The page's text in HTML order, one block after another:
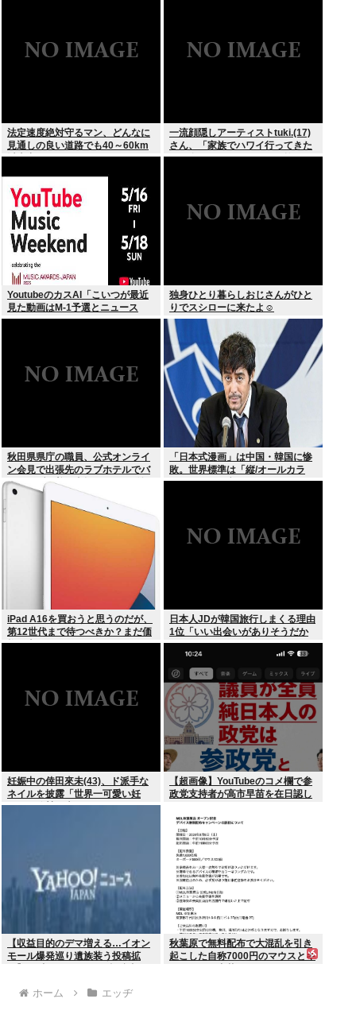
法定速度絶対守るマン、どんなに
見通しの良い道路でも40～60km
以上出さない
一流顔隠しアーティストtuki.(17)
さん、「家族でハワイ行ってきた
w」 自己顕示欲がどんどん抑えら
YoutubeのカスAI「こいつが最近
見た動画はM-1予選とニュース
か…」
独身ひとり暮らしおじさんがひと
りでスシローに来たよ☺
秋田県県庁の職員、公式オンライ
ン会見で出張先のラブホテルでバ
スローブを着て喫煙しながら登場
www
「日本式漫画」は中国・韓国に惨
敗。世界標準は「縦/オールカラ
ー」の”ウェブトゥーン”に
iPad A16を買おうと思うのだが、
第12世代まで待つべきか？まだ価
格が上がっていくようなら、いま
日本人JDが韓国旅行しまくる理由
1位「いい出会いがありそうだか
ら」
妊娠中の倖田來未(43)、ド派手な
ネイルを披露「世界一可愛い妊
婦」と称賛の声
【超画像】YouTubeのコメ欄で参
政党支持者が高市早苗を在日認し
【収益目的のデマ増える…イオン
モール爆発巡り遺族装う投稿拡
くなった」
秋葉原で無料配布で大混乱を引き
起こした自称7000円のマウスとキ
ホーム エッヂ